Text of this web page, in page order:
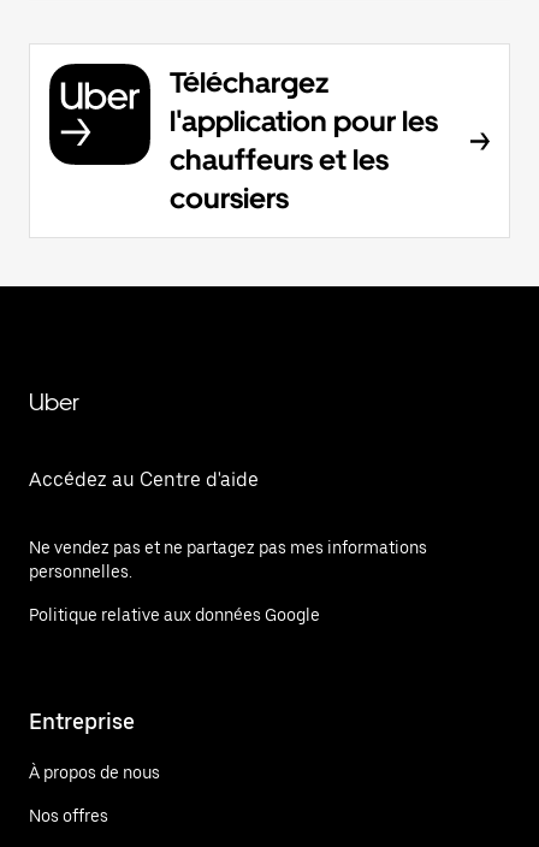
Téléchargez
l'application pour les
chauffeurs et les
coursiers
Uber
Accédez au Centre d'aide
Ne vendez pas et ne partagez pas mes informations
personnelles.
Politique relative aux données Google
Entreprise
À propos de nous
Nos offres